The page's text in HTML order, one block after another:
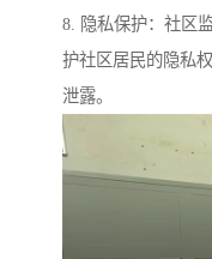
8. 隐私保护：社区
护社区居民的隐私
泄露。